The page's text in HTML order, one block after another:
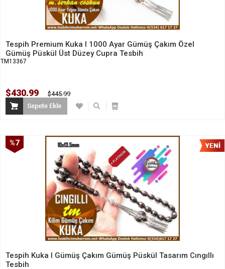
Tespih Premium Kuka I 1000 Ayar Gümüş Çakım Özel
Gümüş Püskül Üst Düzey Cupra Tesbih
TM13367
$430.99 $445.99
Tespih Kuka I Gümüş Çakım Gümüş Püskül Tasarım Cıngıllı
Tesbih
%7